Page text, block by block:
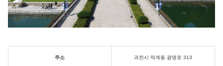
주소 과천시 막계동 광명로 313